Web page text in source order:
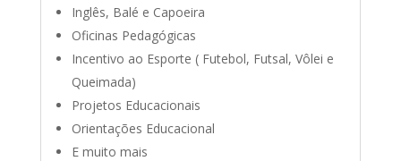
Inglês, Balé e Capoeira
Oficinas Pedagógicas
Incentivo ao Esporte ( Futebol, Futsal, Vôlei e
Queimada)
Projetos Educacionais
Orientações Educacional
E muito mais